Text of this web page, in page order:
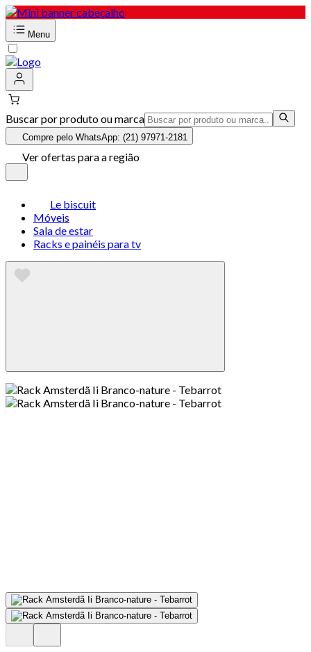
Menu
Buscar por produto ou marca
Compre pelo WhatsApp: (21) 97971-2181
Ver ofertas para a região
Le biscuit
Móveis
Sala de estar
Racks e painéis para tv